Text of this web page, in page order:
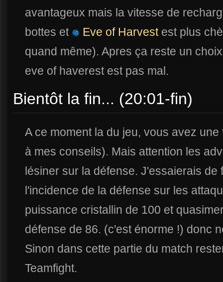
avantageux mais la vitesse de
bottes et
Eve of Harvestest plus
quand même). Apres ça reste un
eve of haverest est pas mal.
Bientôt la fin... (20:01-fin)
A ce moment la du jeu, vous avez
à mes conseils). Mais attention les
lésiner sur la défense. J'essaierais de
l'incidence de la défense sur les
puissance cristallin de 100 et
défense de 86. (c'est énorme !) donc
Sinon dans cette partie du match
Teamfight.